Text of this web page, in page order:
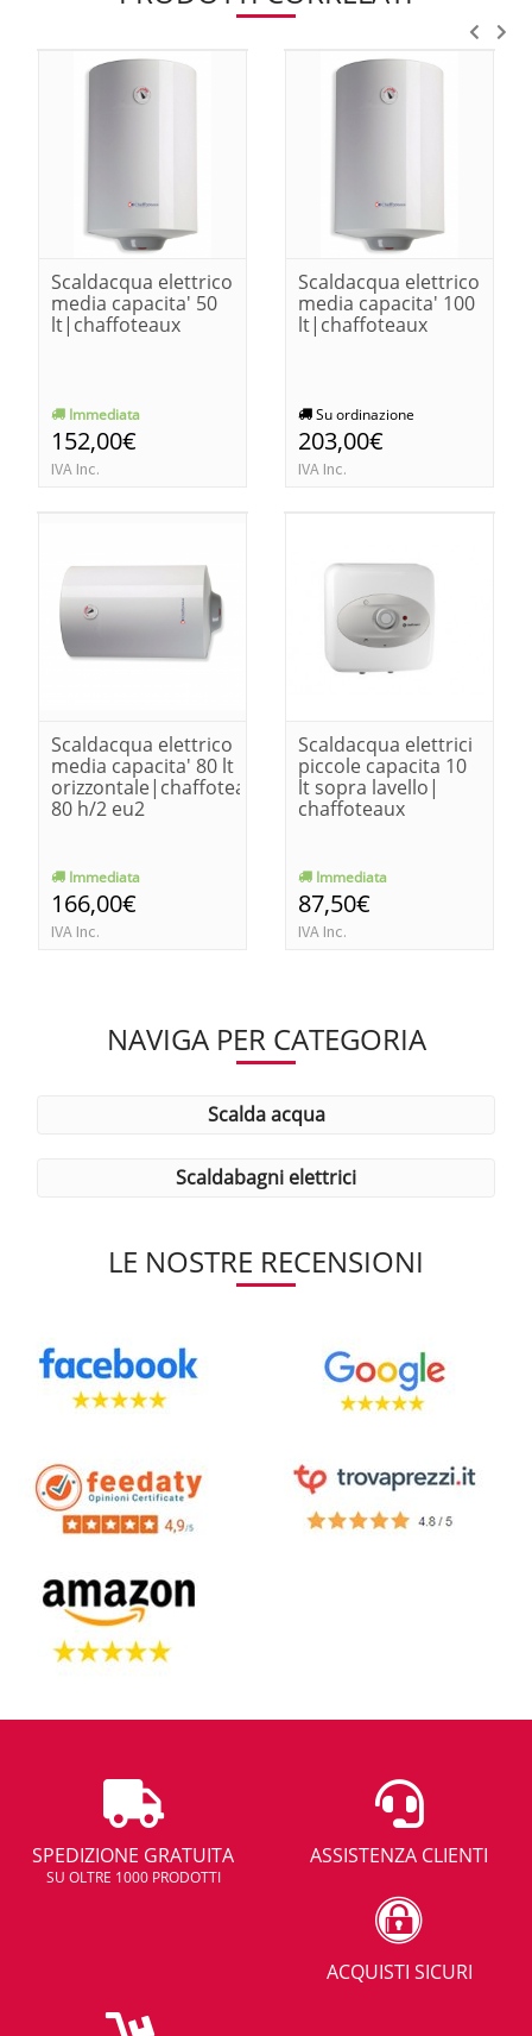
Scaldacqua elettrico
media capacita' 50
lt|chaffoteaux
Immediata
152,00€
IVA Inc.
Scaldacqua elettrico
media capacita' 100
lt|chaffoteaux
Su ordinazione
203,00€
IVA Inc.
Scaldacqua elettrico
media capacita' 80 lt
orizzontale|chaffoteaux
80 h/2 eu2
Immediata
166,00€
IVA Inc.
Scaldacqua elettrici
piccole capacita 10
lt sopra lavello|
chaffoteaux
Immediata
87,50€
IVA Inc.
NAVIGA PER CATEGORIA
scalda acqua
scaldabagni elettrici
LE NOSTRE RECENSIONI
SPEDIZIONE GRATUITA
SU OLTRE 1000 PRODOTTI
ASSISTENZA CLIENTI
ACQUISTI SICURI